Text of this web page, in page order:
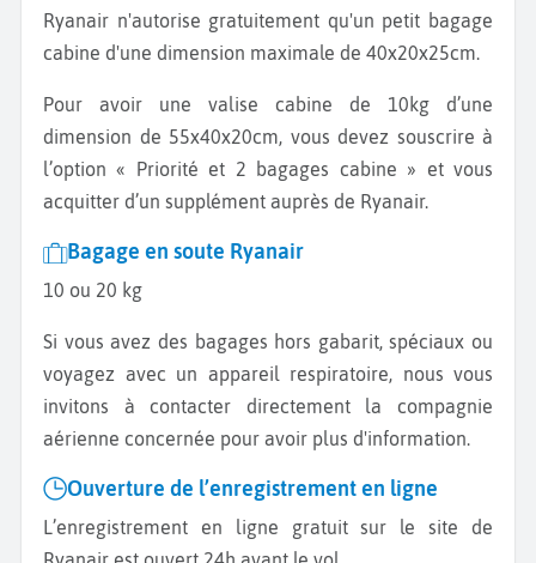
Ryanair n'autorise gratuitement qu'un petit bagage
cabine d'une dimension maximale de 40x20x25cm.
Pour avoir une valise cabine de 10kg d’une
dimension de 55x40x20cm, vous devez souscrire à
l’option « Priorité et 2 bagages cabine » et vous
acquitter d’un supplément auprès de Ryanair.
Bagage en soute Ryanair
10 ou 20 kg
Si vous avez des bagages hors gabarit, spéciaux ou
voyagez avec un appareil respiratoire, nous vous
invitons à contacter directement la compagnie
aérienne concernée pour avoir plus d'information.
Ouverture de l’enregistrement en ligne
L’enregistrement en ligne gratuit sur le site de